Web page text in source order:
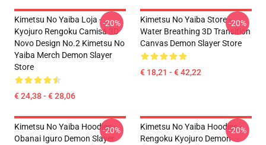
Kimetsu No Yaiba Loja -
Kyojuro Rengoku Camisa 3D
Novo Design No.2 Kimetsu No
Yaiba Merch Demon Slayer
Store
€ 24,38 - € 28,06
-20%
Kimetsu No Yaiba Store -
Water Breathing 3D Transition
Canvas Demon Slayer Store
€ 18,21 - € 42,22
-20%
Kimetsu No Yaiba Hoodies -
Obanai Iguro Demon Slayer
-20%
Kimetsu No Yaiba Hoodies -
Rengoku Kyojuro Demon
-20%